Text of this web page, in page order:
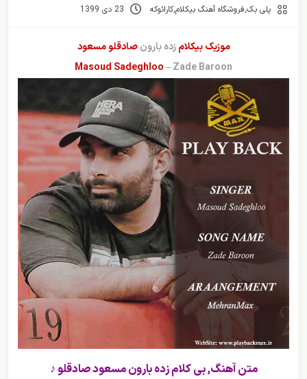
پلی بک,فروشگاه آهنگ بیکلام,کارائوکه 23 دی 1399
موزیک بیکلامزده بارونصادقلو مسعود
Masoud Sadeghloo– Zade Baroon
متن آهنگ, بی کلام زده بارون مسعود صادقلو ♪